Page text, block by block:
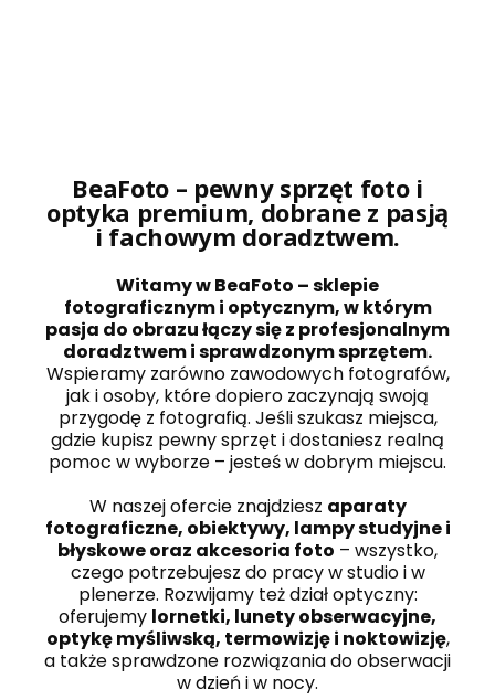
BeaFoto – pewny sprzęt foto i
optyka premium, dobrane z pasją
i fachowym doradztwem.
Witamy w BeaFoto – sklepie
fotograficznym i optycznym, w którym
pasja do obrazu łączy się z profesjonalnym
doradztwem i sprawdzonym sprzętem.
Wspieramy zarówno zawodowych fotografów,
jak i osoby, które dopiero zaczynają swoją
przygodę z fotografią. Jeśli szukasz miejsca,
gdzie kupisz pewny sprzęt i dostaniesz realną
pomoc w wyborze – jesteś w dobrym miejscu.
W naszej ofercie znajdziesz aparaty
fotograficzne, obiektywy, lampy studyjne i
błyskowe oraz akcesoria foto – wszystko,
czego potrzebujesz do pracy w studio i w
plenerze. Rozwijamy też dział optyczny:
oferujemy lornetki, lunety obserwacyjne,
optykę myśliwską, termowizję i noktowizję,
a także sprawdzone rozwiązania do obserwacji
w dzień i w nocy.